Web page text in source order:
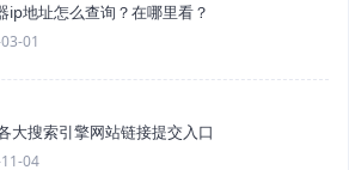
ip地址怎么查询？在哪里看？
01
大搜索引擎网站链接提交入口
04